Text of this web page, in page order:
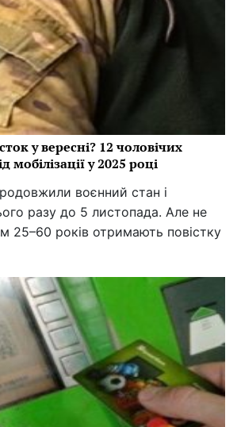
у вересні? 12 чоловічих
мобілізації у 2025 році
воєнний стан і
разу до 5 листопада. Але не
25–60 років отримають повістку